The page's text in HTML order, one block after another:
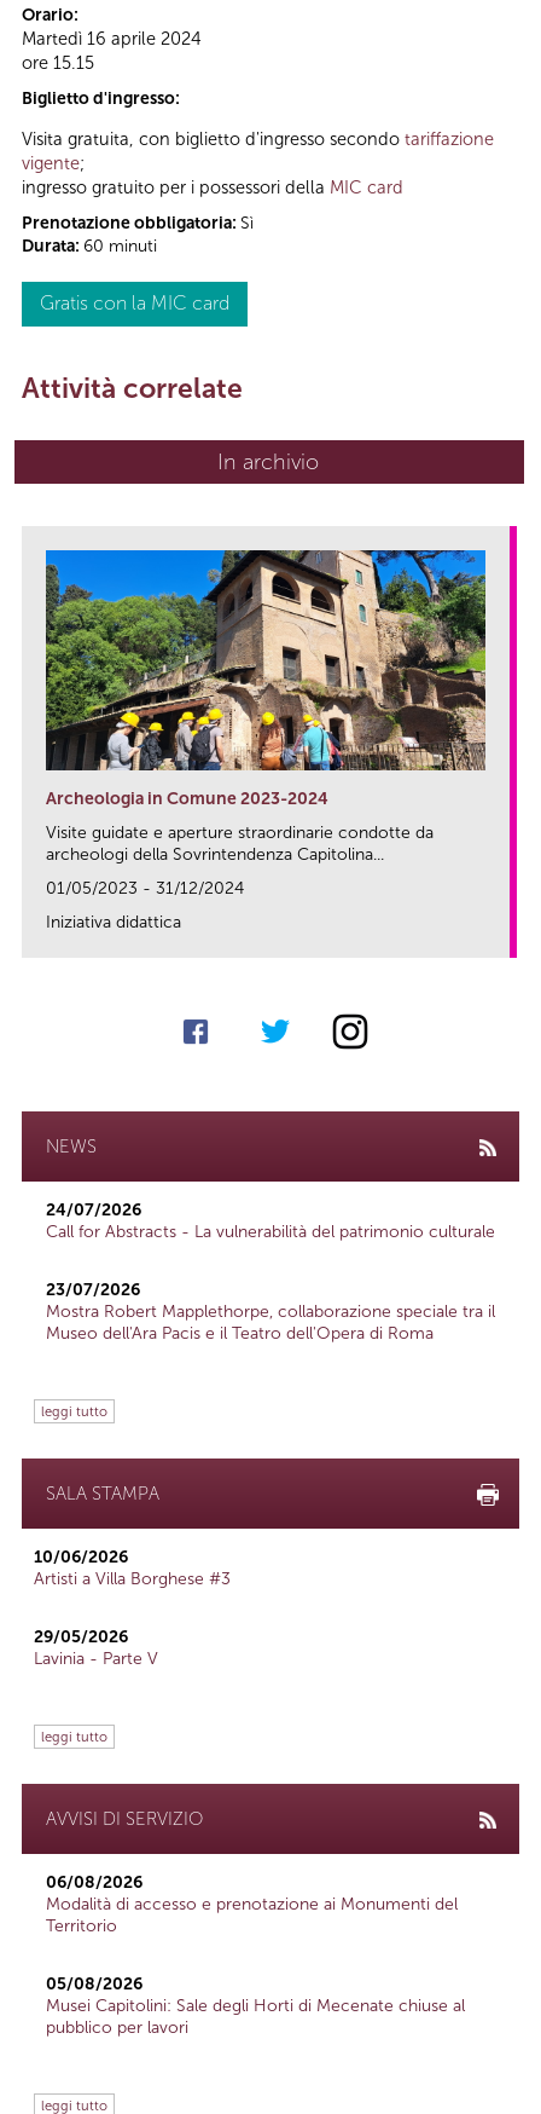
Orario:
Martedì 16 aprile 2024
ore 15.15
Biglietto d'ingresso:
Visita gratuita, con biglietto d'ingresso secondo tariffazione
vigente;
ingresso gratuito per i possessori della MIC card
Prenotazione obbligatoria: Sì
Durata: 60 minuti
Gratis con la MIC card
Attività correlate
In archivio
Archeologia in Comune 2023-2024
Visite guidate e aperture straordinarie condotte da
archeologi della Sovrintendenza Capitolina...
01/05/2023 - 31/12/2024
Iniziativa didattica
NEWS
24/07/2026
Call for Abstracts - La vulnerabilità del patrimonio culturale
23/07/2026
Mostra Robert Mapplethorpe, collaborazione speciale tra il
Museo dell'Ara Pacis e il Teatro dell'Opera di Roma
leggi tutto
SALA STAMPA
10/06/2026
Artisti a Villa Borghese #3
29/05/2026
Lavinia - Parte V
leggi tutto
AVVISI DI SERVIZIO
06/08/2026
Modalità di accesso e prenotazione ai Monumenti del
Territorio
05/08/2026
Musei Capitolini: Sale degli Horti di Mecenate chiuse al
pubblico per lavori
leggi tutto